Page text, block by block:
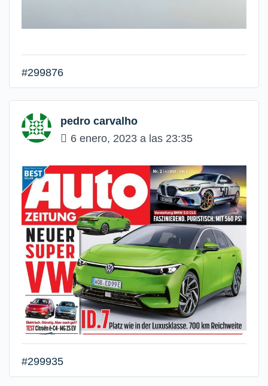
#299876
pedro carvalho
6 enero, 2023 a las 23:35
#299935